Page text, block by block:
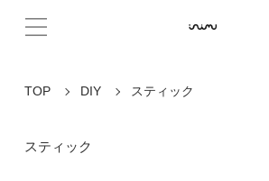
TOP DIY スティック
スティック